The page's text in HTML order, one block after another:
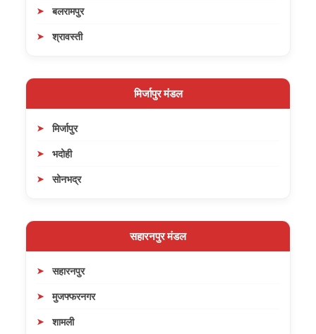
बलरामपुर
श्रावस्ती
मिर्जापुर मंडल
मिर्जापुर
भदोही
सोनभद्र
सहारनपुर मंडल
सहारनपुर
मुजफ्फरनगर
शामली